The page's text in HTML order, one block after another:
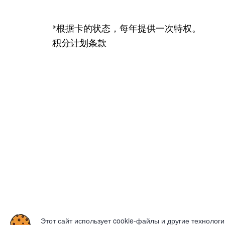
*根据卡的状态，每年提供一次特权。
积分计划条款
Этот сайт использует cookie-файлы и другие